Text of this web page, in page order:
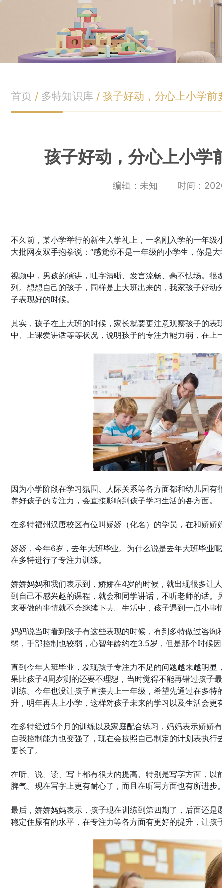
首页 / 多特知识库 /孩子好动，分心上小学前
孩子好动，分心上小学
编辑：未知 时间：
不久前，某小学举行的新生入学礼上，一名刚入学的一年
大批网友双手抱拳说：“感觉你不是一年级的小学生，你是
视频中，男孩的演讲，吐字清晰、发言流畅、毫不怯场。很
列。想想自己的孩子，同样是上大班出来的，我家孩子好
子表现好的时候。
其实，孩子在上大班的时候，家长就要更注意观察孩子的
中、上课爱讲话等等状况，说明孩子的专注力能力弱，在
因为小学阶段在学习氛围、人际关系等各方面都和幼儿园
养好孩子的专注力，会直接影响到孩子学习生活的各方面。
在多特福州汉唐校区有位叫娇娇（化名）的学员，在和娇娇
娇娇，今年6岁，去年大班毕业。为什么说是去年大班毕业
在多特进行了专注力训练。
娇娇妈妈和我们表示到，娇娇在4岁的时候，就出现很多让
到自己不感兴趣的课程，就会和同学讲话，不听老师的话
来要做的事情就不会继续下去。生活中，孩子遇到一点小
妈妈说当时看到孩子有这些表现的时候，有到多特做过咨
弱，手部控制也较弱，心智年龄约在3.5岁，但是那个时候
直到今年大班毕业，发现孩子专注力不足的问题越来越明
果比孩子4周岁测的还要不理想，当时觉得不能再错过孩子
训练。今年也没让孩子直接去上一年级，希望先通过在多
升，明年再去上小学，这样对孩子未来的学习以及生活会更
在多特经过5个月的训练以及家庭配合练习，妈妈表示娇娇
自我控制能力也变强了，现在会按照自己制定的计划表执
更长了。
在听、说、读、写上都有很大的提高。特别是写字方面，
脾气。现在写字上更有耐心了，而且在听写方面也有所进步
最后，娇娇妈妈表示，孩子现在训练到第四期了，后面还
稳定住原有的水平，在专注力等各方面有更好的提升，让孩